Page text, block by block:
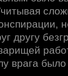
другу
врага